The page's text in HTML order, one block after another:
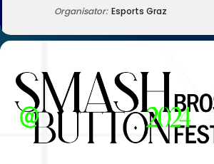
Organisator: Esports Graz